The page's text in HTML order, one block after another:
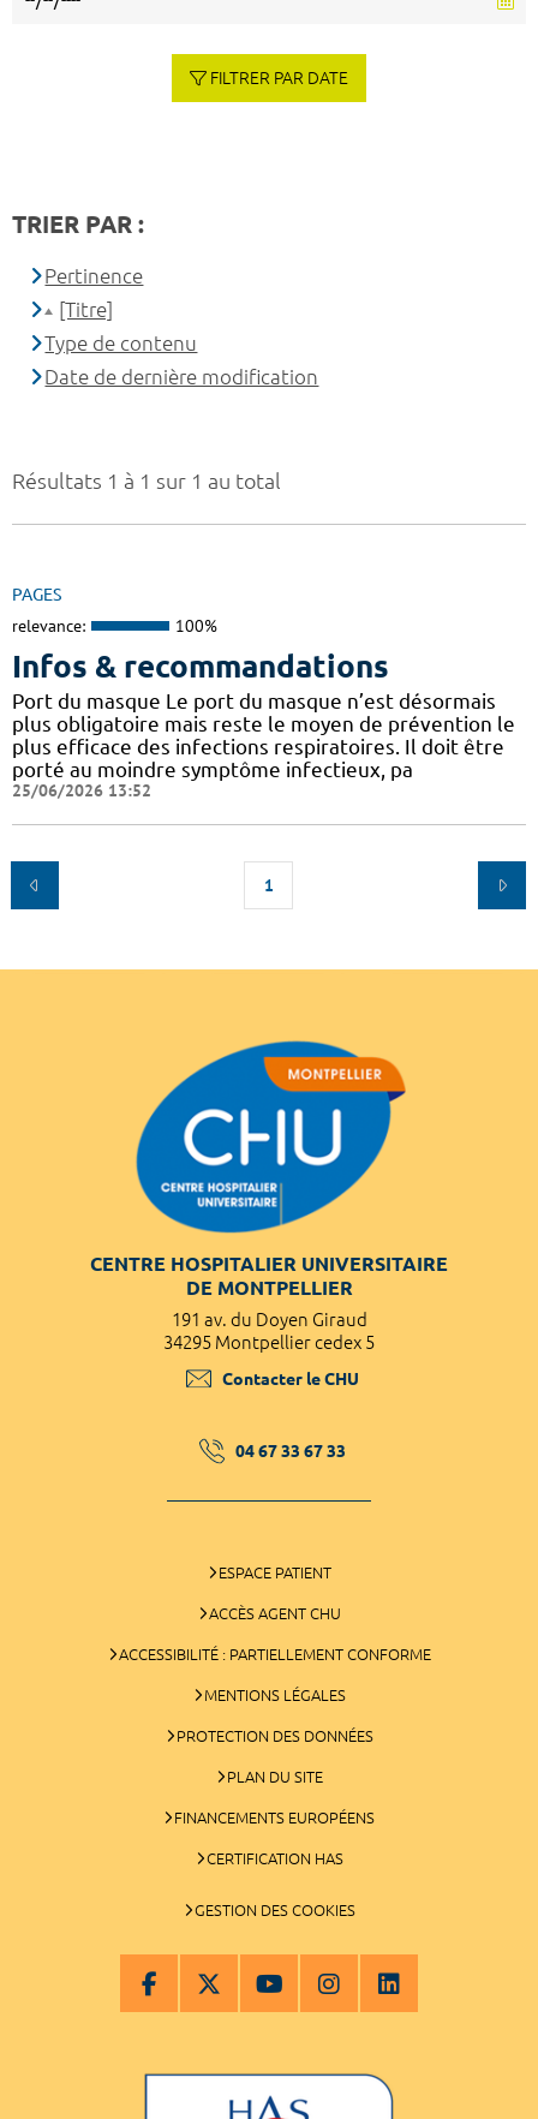
Résultats 1 à 1 sur 1 au total
PAGES
relevance: 100%
Infos & recommandations
Port du masque Le port du masque n’est désormais
plus obligatoire mais reste le moyen de prévention le
plus efficace des infections respiratoires. Il doit être
porté au moindre symptôme infectieux, pa
25/06/2026 13:52
1
FILTRER PAR DATE
TRIER PAR :
Pertinence
[Titre]
Type de contenu
Date de dernière modification
CENTRE HOSPITALIER UNIVERSITAIRE
DE MONTPELLIER
191 av. du Doyen Giraud
34295 Montpellier cedex 5
Contacter le CHU
04 67 33 67 33
ESPACE PATIENT
ACCÈS AGENT CHU
ACCESSIBILITÉ : PARTIELLEMENT CONFORME
MENTIONS LÉGALES
PROTECTION DES DONNÉES
PLAN DU SITE
FINANCEMENTS EUROPÉENS
CERTIFICATION HAS
GESTION DES COOKIES